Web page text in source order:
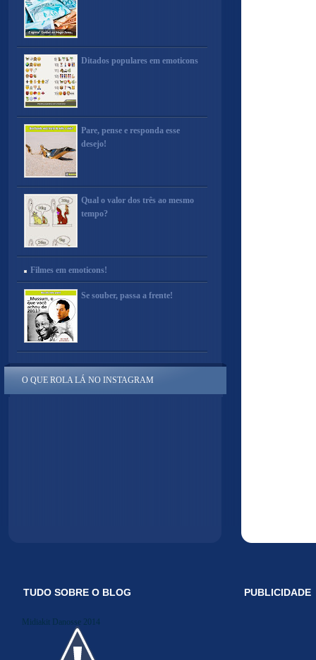
Ditados populares em emoticons
Pare, pense e responda esse
desejo!
Qual o valor dos três ao mesmo
tempo?
Filmes em emoticons!
Se souber, passa a frente!
O QUE ROLA LÁ NO INSTAGRAM
TUDO SOBRE O BLOG
Midiakit Danosse 2014
PUBLICIDADE